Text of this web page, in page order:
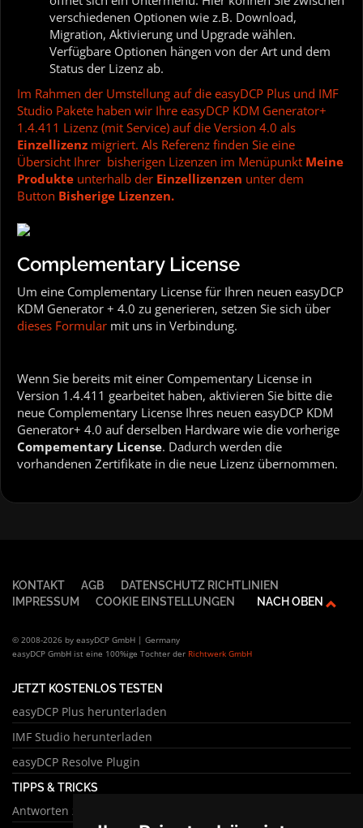
verschiedenen Optionen wie z.B. Download,
Migration, Aktivierung und Upgrade wählen.
Verfügbare Optionen hängen von der Art und dem
Status der Lizenz ab.
Im Rahmen der Umstellung auf die easyDCP Plus und IMF
Studio Pakete haben wir Ihre easyDCP KDM Generator+
1.4.411 Lizenz (mit Service) auf die Version 4.0 als
Einzellizenz migriert. Als Referenz finden Sie eine
Übersicht Ihrer bisherigen Lizenzen im Menüpunkt Meine
Produkte unterhalb der Einzellizenzen unter dem
Button Bisherige Lizenzen.
Complementary License
Um eine Complementary License für Ihren neuen easyDCP
KDM Generator + 4.0 zu generieren, setzen Sie sich über
dieses Formular mit uns in Verbindung.
Wenn Sie bereits mit einer Compementary License in
Version 1.4.411 gearbeitet haben, aktivieren Sie bitte die
neue Complementary License Ihres neuen easyDCP KDM
Generator+ 4.0 auf derselben Hardware wie die vorherige
Compementary License. Dadurch werden die
vorhandenen Zertifikate in die neue Lizenz übernommen.
KONTAKT AGB
DATENSCHUTZ RICHTLINIEN
IMPRESSUM
COOKIE EINSTELLUNGEN NACH OBEN
© 2008-2026 by easyDCP GmbH | Germany
easyDCP GmbH ist eine 100%ige Tochter der Richtwerk GmbH
JETZT KOSTENLOS TESTEN
easyDCP Plus herunterladen
IMF Studio herunterladen
easyDCP Resolve Plugin
TIPPS & TRICKS
Antworten zu häufigen Fragen